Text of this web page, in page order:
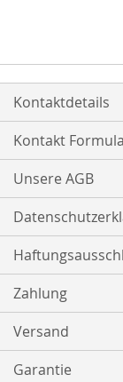
Kontaktdetails
Kontakt
Unsere AGB
Zahlung
Versand
Garantie